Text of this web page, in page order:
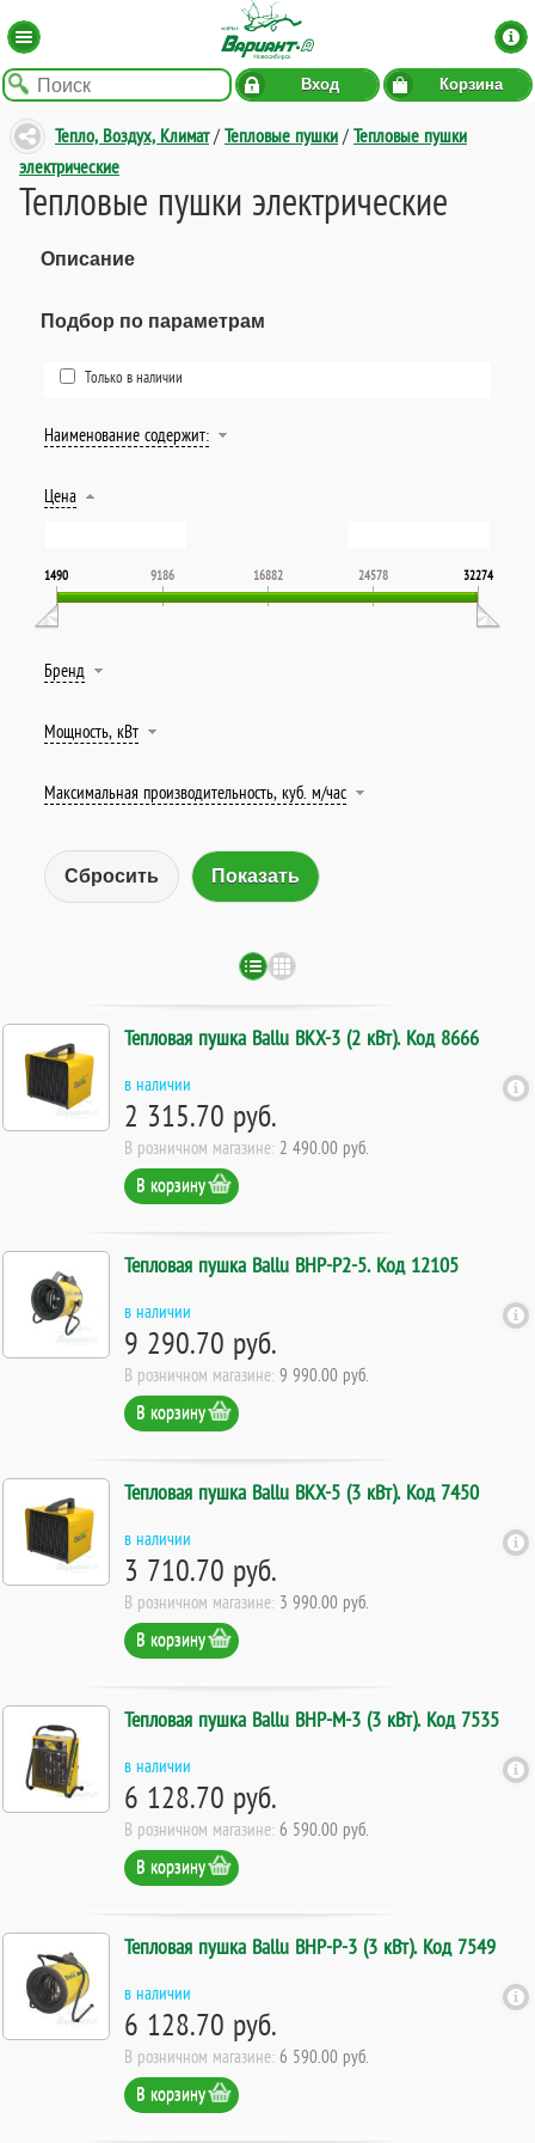
Вход Корзина
Тепло, Воздух, Климат/ Тепловые пушки / Тепловые пушки
электрические
Тепловые пушки электрические
Описание
Подбор по параметрам
Только в наличии
Наименование содержит:
Цена
1490 9186 16882 24578 32274
Бренд
Мощность, кВт
Максимальная производительность, куб. м/час
Сбросить
Тепловая пушка Ballu BKX-3 (2 кВт). Код 8666
в наличии
2 315.70 руб.
В розничном магазине: 2 490.00 руб.
В корзину
Тепловая пушка Ballu BHP-P2-5. Код 12105
в наличии
9 290.70 руб.
В розничном магазине: 9 990.00 руб.
В корзину
Тепловая пушка Ballu BKX-5 (3 кВт). Код 7450
в наличии
3 710.70 руб.
В розничном магазине: 3 990.00 руб.
В корзину
Тепловая пушка Ballu BHP-M-3 (3 кВт). Код 7535
в наличии
6 128.70 руб.
В розничном магазине: 6 590.00 руб.
В корзину
Тепловая пушка Ballu BHP-P-3 (3 кВт). Код 7549
в наличии
6 128.70 руб.
В розничном магазине: 6 590.00 руб.
В корзину